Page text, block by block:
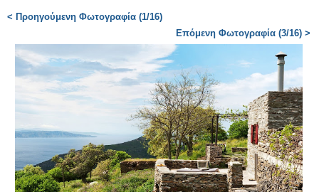
< Προηγούμενη Φωτογραφία (1/16)
Επόμενη Φωτογραφία (3/16) >